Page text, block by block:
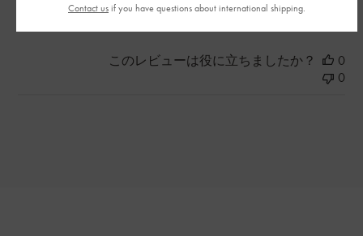
もっと見る
このレビューは役に立ちましたか？
0
0
Contact usif you have questions about international shipping.